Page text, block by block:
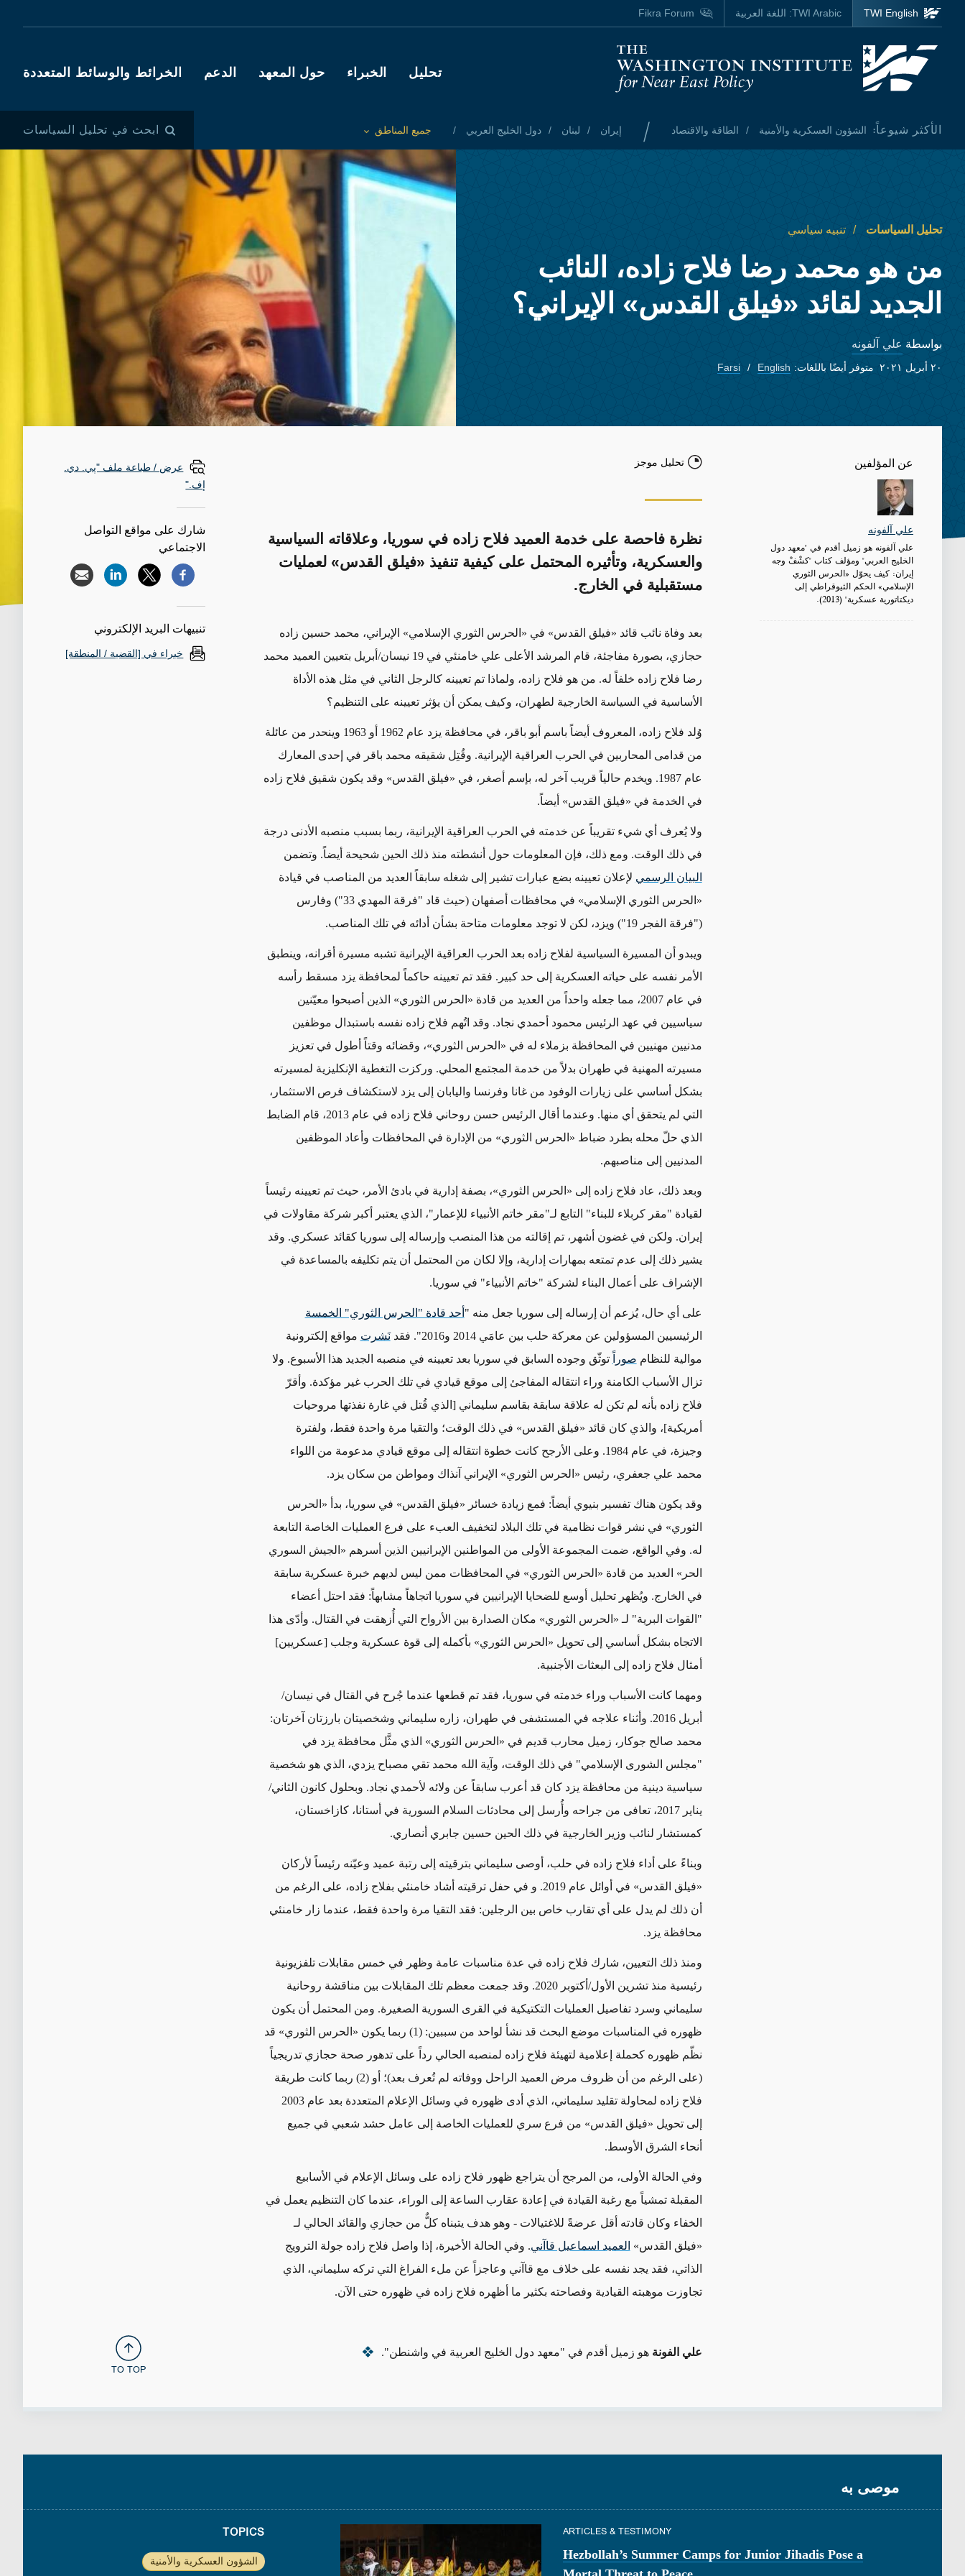
Skip to main content
Homepage
Main navigation
تحليل الخبراء حول المعهد الدعم الخرائط والوسائط المتعددة
الأكثر شيوعاً: الشؤون العسكرية والأمنية الطاقة والاقتصاد / إيران لبنان دول الخليج العربي
Toggle List of
جميع المناطق ابحث في تحليل السياسات
TWI English
TWI Arabic: اللغة العربية Fikra Forum
تحليل السياسات تنبيه سياسي
من هو محمد رضا فلاح زاده، النائب
الجديد لقائد «فيلق القدس» الإيراني؟
بواسطة علي آلفونه
٢٠ أبريل ٢٠٢١ متوفر أيضًا باللغات: English
Farsi
عن المؤلفين
علي آلفونه
علي آلفونه هو زميل أقدم في "معهد دول
الخليج العربي" ومؤلف كتاب "كشْفْ وجه
إيران: كيف يحوّل «الحرس الثوري
الإسلامي» الحكم الثيوقراطي إلى
ديكتاتورية عسكرية" (2013).
تحليل موجز
نظرة فاحصة على خدمة العميد فلاح زاده في سوريا، وعلاقاته السياسية
والعسكرية، وتأثيره المحتمل على كيفية تنفيذ «فيلق القدس» لعمليات
مستقبلية في الخارج.
بعد وفاة نائب قائد «فيلق القدس» في « الحرس الثوري الإسلامي» الإيراني، محمد حسين زاده
حجازي، بصورة مفاجئة، قام المرشد الأعلى علي خامنئي في 19 نيسان/أبريل بتعيين العميد محمد
رضا فلاح زاده خلفاً له. من هو فلاح زاده، ولماذا تم تعيينه كالرجل الثاني في مثل هذه الأداة
الأساسية في السياسة الخارجية لطهران، وكيف يمكن أن يؤثر تعيينه على التنظيم؟
وُلد فلاح زاده، المعروف أيضاً باسم أبو باقر، في محافظة يزد عام 1962
أو 1963 وينحدر من عائلة
من قدامى المحاربين في الحرب العراقية الإيرانية. وقُتِل شقيقه محمد باقر في إحدى المعارك
عام 1987. ويخدم حالياً قريب آخر له، بإسم أصغر، في
«فيلق القدس» وقد يكون شقيق فلاح زاده
في الخدمة في «فيلق القدس» أيضاً.
ولا يُعرف أي شيء تقريباً عن خدمته في الحرب العراقية الإيرانية، ربما بسبب منصبه الأدنى درجة
في ذلك الوقت. ومع ذلك، فإن المعلومات حول أنشطته منذ ذلك الحين شحيحة أيضاً. وتضمن
البيان الرسمي لإعلان تعيينه بضع عبارات تشير إلى شغله سابقاً العديد من المناصب في قيادة
« الحرس الثوري الإسلامي» في محافظات أصفهان
(حيث قاد "فرقة المهدي 33") وفارس
("فرقة الفجر 19") ويزد، لكن لا توجد معلومات متاحة بشأن أدائه في تلك المناصب
.
ويبدو أن المسيرة السياسية لفلاح زاده بعد الحرب العراقية الإيرانية تشبه مسيرة أقرانه، وينطبق
الأمر نفسه على حياته العسكرية إلى حد كبير. فقد تم تعيينه حاكماً لمحافظة يزد مسقط رأسه
في عام 2007
، مما جعله واحداً من العديد من قادة « الحرس الثوري» الذين أصبحوا معيّنين
سياسيين في عهد الرئيس محمود أحمدي نجاد. وقد اتُهم فلاح زاده نفسه باستبدال موظفين
مدنيين مهنيين في المحافظة بزملاء له في « الحرس الثوري»، وقضائه وقتاً أطول في تعزيز
مسيرته المهنية في طهران بدلاً من خدمة المجتمع المحلي. وركزت التغطية الإنكليزية لمسيرته
بشكل أساسي على زيارات الوفود من غانا وفرنسا واليابان إلى يزد لاستكشاف فرص الاستثمار ،
التي لم يتحقق أي منها. وعندما أقال الرئيس حسن روحاني فلاح زاده في عام 2013، قام الضابط
الذي حلّ محله بطرد ضباط « الحرس الثوري» من الإدارة في المحافظات وأعاد الموظفين
المدنيين إلى مناصبهم.
وبعد ذلك، عاد فلاح زاده إلى « الحرس الثوري»، بصفة إدارية في بادئ الأمر، حيث تم تعيينه رئيساً
لقيادة "مقر كربلاء للبناء" التابع لـ"مقر خاتم الأنبياء للإعمار"، الذي يعتبر أكبر شركة مقاولات في
إيران. ولكن في غضون أشهر، تم إقالته من هذا المنصب وإرساله إلى سوريا كقائد عسكري. وقد
يشير ذلك إلى عدم تمتعه بمهارات إدارية، وإلا لكان من المحتمل أن يتم تكليفه بالمساعدة في
الإشراف على أعمال البناء لشركة "خاتم الأنبياء" في سوريا.
على أي حال،يُزعم أن إرساله إلى سوريا جعل منه " أحد قادة "الحرس الثوري" الخمسة
الرئيسيين المسؤولين عن معركة حلب بين عامَي 2014 و2016". فقد
نَشرت مواقع إلكترونية
موالية للنظام صوراً
توثّق وجوده السابق في سوريا بعد تعيينه في منصبه الجديد هذا الأسبوع. ولا
تزال الأسباب الكامنة وراء انتقاله المفاجئ إلى موقع قيادي في تلك الحربغير مؤكدة. وأقرّ
فلاح زاده بأنه لم تكن له علاقة سابقة بقاسم سليماني [الذي قُتل في غارة نفذتها مروحيات
أمريكية]، والذي كان قائد «فيلق القدس» في ذلك الوقت؛ والتقيا مرة واحدة فقط، ولفترة
وجيزة، في عام 1984. وعلى الأرجح كانت خطوة
انتقاله إلى موقع قيادي مدعومة من اللواء
محمد علي جعفري، رئيس « الحرس الثوري» الإيراني آنذاك ومواطن من سكان يزد.
وقد يكون هناك تفسير بنيوي أيضاً: فمع زيادة خسائر «فيلق القدس» في سوريا، بدأ «الحرس
الثوري» في نشر قوات نظامية في تلك البلاد لتخفيف العبء على فرع العمليات الخاصة التابعة
له. وفي الواقع، ضمت المجموعة الأولى من المواطنين الإيرانيين الذين أسرهم «الجيش السوري
الحر» العديد من قادة «الحرس الثوري» في المحافظات ممن ليس لديهم خبرة عسكرية سابقة
في الخارج. ويُظهر تحليل أوسع للضحايا الإيرانيين في سوريا اتجاهاً مشابهاً: فقد احتل أعضاء
"القوات البرية" لـ «الحرس الثوري» مكان الصدارة بين الأرواح التي أُزهقت في القتال. وأدّى هذا
الاتجاه بشكل أساسي إلى تحويل «الحرس الثوري» بأكمله إلى قوة عسكرية وجلب [عسكريين]
أمثال فلاح زاده إلى البعثات الأجنبية.
ومهما كانت الأسباب وراء خدمته في سوريا، فقد تم قطعها عندما جُرح في القتال في نيسان/
أبريل 2016. وأثناء علاجه في المستشفى في طهران، زاره سليماني وشخصيتان بارزتان آخرتان:
محمد صالح جوكار، زميل محارب قديم في « الحرس الثوري» الذي مثَّل محافظة يزد في
"مجلس الشورى الإسلامي" في ذلك الوقت، وآية الله محمد تقي مصباح يزدي، الذي هو شخصية
سياسية دينية من محافظة يزد كان قد أعرب سابقاً عن ولائه لأحمدي نجاد. وبحلول كانون الثاني/
يناير 2017، تعافى من جراحه وأُرسل إلى محادثات السلام السورية في أستانا، كازاخستان،
كمستشار لنائب وزير الخارجية في ذلك الحين حسين جابري أنصاري.
وبناءً على أداء فلاح زاده في حلب، أوصى سليماني بترقيته إلى رتبة عميد وعيّنه رئيساً لأركان
«فيلق القدس»
في أوائل عام 2019. و في حفل ترقيته أشاد خامنئي بفلاح زاده، على الرغم من
أن ذلك لم يدل على أي تقارب خاص بين الرجلين: فقد التقيا مرة واحدة فقط، عندما زار خامنئي
محافظة يزد.
ومنذ ذلك التعيين، شارك فلاح زاده في عدة مناسبات عامة وظهر في خمس مقابلات تلفزيونية
رئيسية منذ تشرين الأول/أكتوبر 2020.
وقد جمعت معظم تلك المقابلات بين مناقشة روحانية
سليماني وسرد تفاصيل العمليات التكتيكية في القرى السورية الصغيرة. ومن المحتمل أن يكون
ظهوره في المناسبات موضع البحث قد نشأ لواحد من سببين:(1) ربما يكون « الحرس الثوري» قد
نظّم ظهوره كحملة إعلامية لتهيئة فلاح زاده لمنصبه الحالي رداً على تدهور صحة حجازي تدريجياً
(على الرغم من أن ظروف مرض العميد الراحل ووفاته لم تُعرف بعد)؛ أو (2) ربما كانت طريقة
فلاح زاده لمحاولة تقليد سليماني، الذي أدى ظهوره في وسائل الإعلام المتعددة
بعد عام 2003
إلى تحويل «فيلق القدس» من فرع سري للعمليات الخاصة إلى عامل حشد شعبي في جميع
أنحاء الشرق الأوسط.
وفي الحالة الأولى، من المرجح أن يتراجع ظهور فلاح زاده على وسائل الإعلام في الأسابيع
المقبلة تمشياً مع رغبة القيادة في إعادة عقارب الساعة إلى الوراء، عندما كان التنظيم يعمل في
الخفاء وكان قادته أقل عرضةً للاغتيالات - وهو هدف يتبناه كلٌّ من حجازي والقائد الحالي لـ
«فيلق القدس» العميد اسماعيل قاآني. وفي الحالة الأخيرة، إذا واصل فلاح زاده جولة الترويج
الذاتي، فقد يجد نفسه على خلاف مع قاآني وعاجزاً عن ملء الفراغ التي تركه سليماني، الذي
تجاوزت موهبته القيادية وفصاحته بكثير ما أظهره فلاح زاده في ظهوره حتى الآن.
علي الفونة هو زميل أقدم في "معهد دول الخليج العربية في واشنطن".
عرض / طباعة ملف "پي. دي.
إف."
شارك على مواقع التواصل
الاجتماعي
تنبيهات البريد الإلكتروني
خبراء في [القضية / المنطقة]
TO TOP
موصى به
ARTICLES & TESTIMONY
Hezbollah’s Summer Camps for Junior Jihadis Pose a
TOPICS
الشؤون العسكرية والأمنية